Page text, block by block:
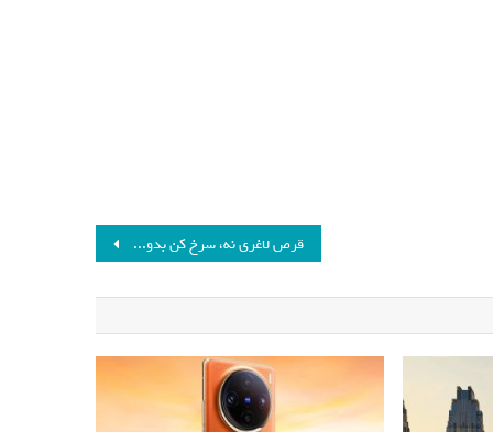
قرص لاغری نه، سرخ کن بدون روغن بخرید! + ارزان ترین قیمت